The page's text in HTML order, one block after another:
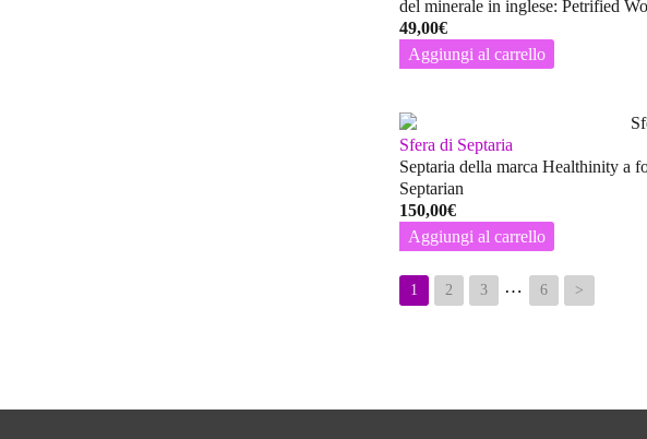
del minerale in inglese: Petrified
49,00€
Aggiungi al carrello
Sfera di Septaria
Septaria della marca Healthinity a
Septarian
150,00€
Aggiungi al carrello
1 2 3 … 6 >